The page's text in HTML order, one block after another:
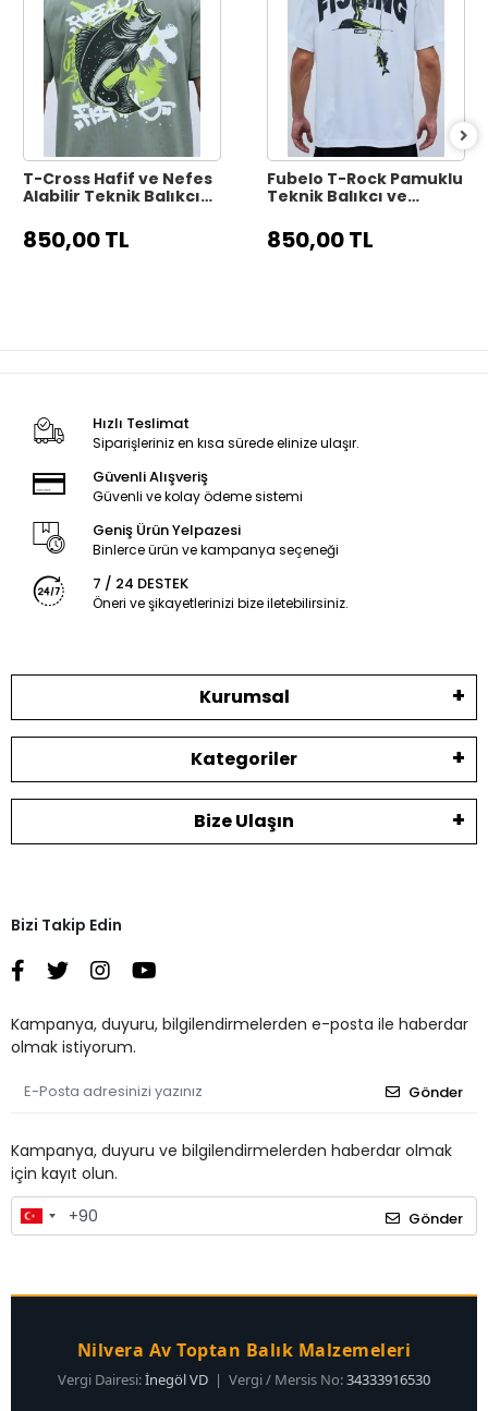
T-Cross Hafif ve Nefes
Alabilir Teknik Balıkçı
850,00 TL
Fubelo T-Rock Pamuklu
Teknik Balıkçı ve
Beyaz
850,00 TL
Hızlı Teslimat
Siparişleriniz en kısa sürede elinize ulaşır.
Güvenli Alışveriş
Güvenli ve kolay ödeme sistemi
Geniş Ürün Yelpazesi
Binlerce ürün ve kampanya seçeneği
7 / 24 DESTEK
Öneri ve şikayetlerinizi bize iletebilirsiniz.
Kurumsal
Kategoriler
Bize Ulaşın
Bizi Takip Edin
Kampanya, duyuru, bilgilendirmelerden e-posta ile haberdar
olmak istiyorum.
Gönder
Kampanya, duyuru ve bilgilendirmelerden haberdar olmak
için kayıt olun.
Gönder
Nilvera Av Toptan Balık Malzemeleri
Vergi Dairesi:İnegöl VD | Vergi / Mersis No:34333916530